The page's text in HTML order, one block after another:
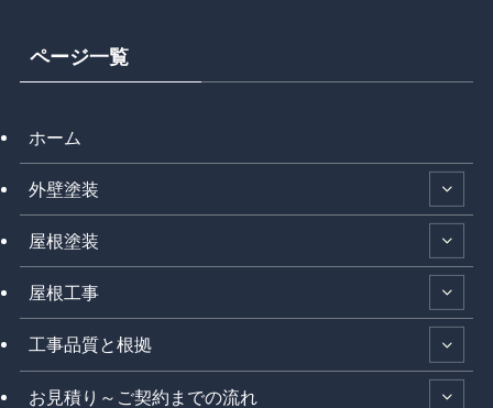
ページ一覧
ホーム
外壁塗装
屋根塗装
屋根工事
工事品質と根拠
お見積り～ご契約までの流れ